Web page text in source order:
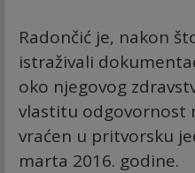
Radončić je, nakon
istraživali
oko njegovog
vlastitu odgovornost
vraćen u pritvorsku
marta 2016. godine.